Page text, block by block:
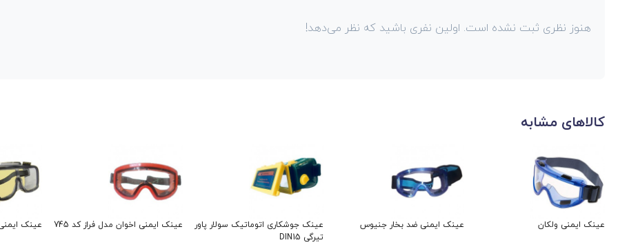
هنوز نظری ثبت نشده است. اولین نفری باشید که نظر می‌دهد!
کالاهای مشابه
عینک ایمنی ولکان عینک ایمنی ضد بخار جنیوس
عینک جوشکاری اتوماتیک سولار پاور
تیرگی DIN15
عینک ایمنی اخوان مدل فراز کد 745 عینک ایمنی